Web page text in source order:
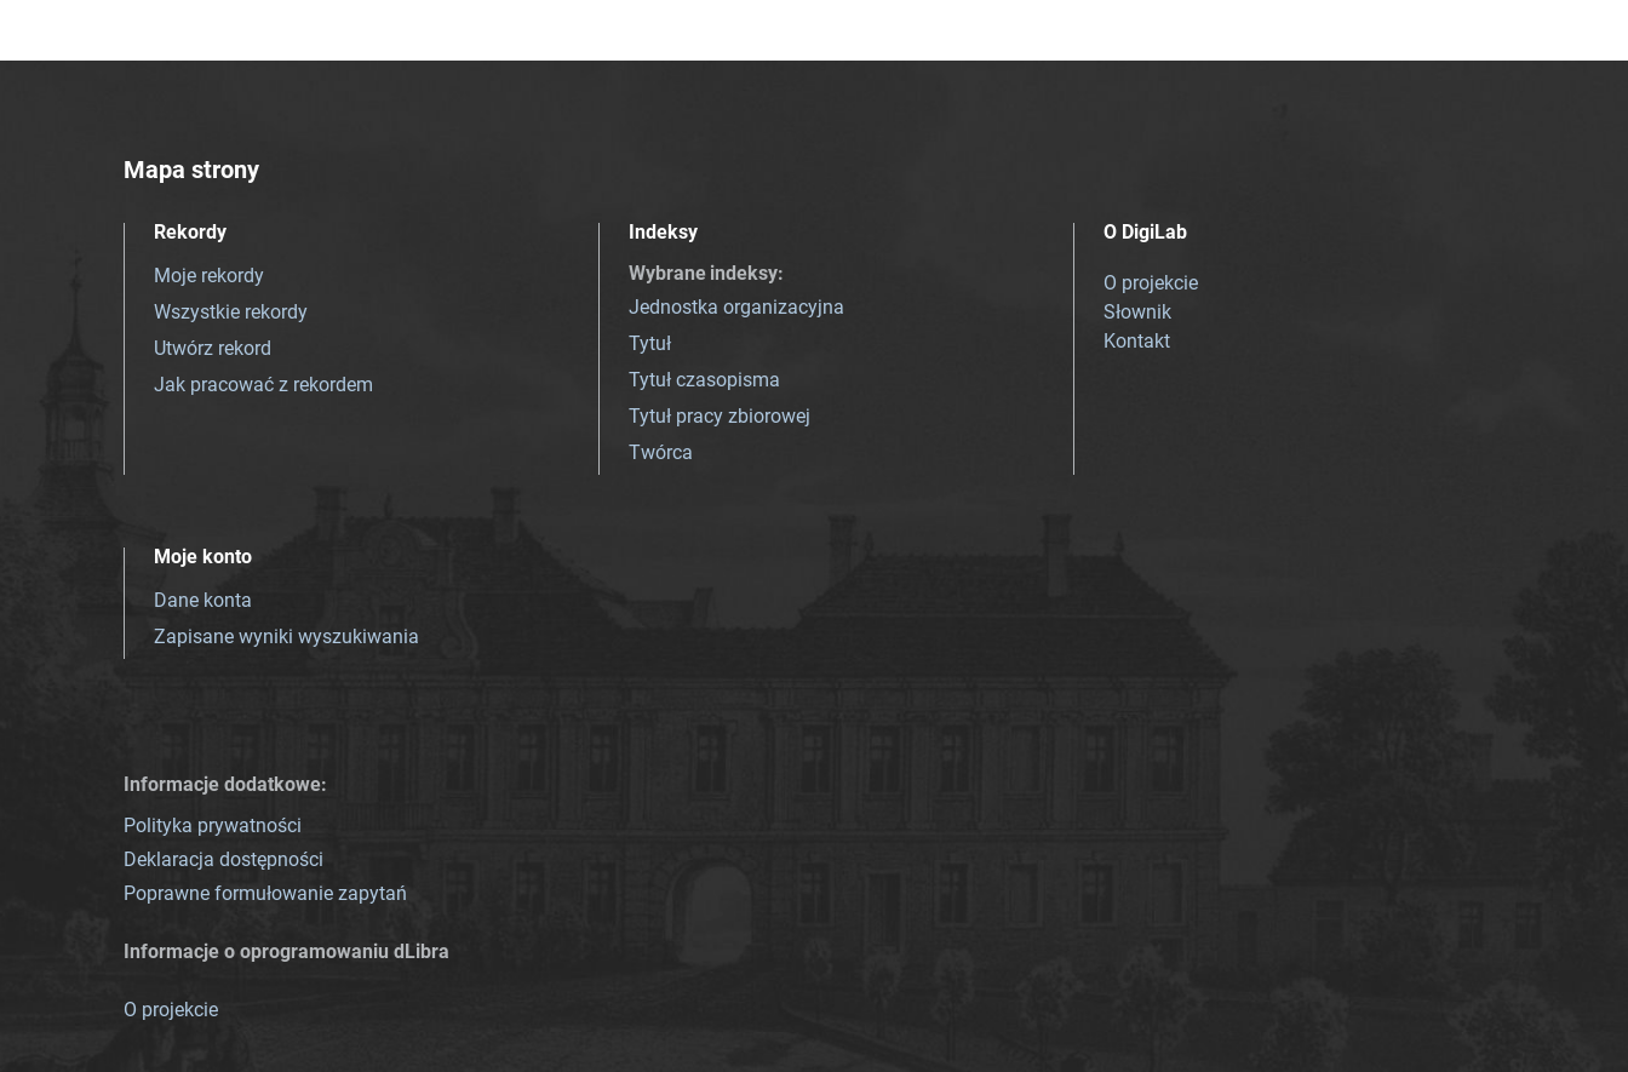
Mapa strony
Rekordy
Moje rekordy
Wszystkie rekordy
Utwórz rekord
Jak pracować z rekordem
Indeksy
Wybrane indeksy:
Jednostka organizacyjna
Tytuł
Tytuł czasopisma
Tytuł pracy zbiorowej
Twórca
O DigiLab
O projekcie
Słownik
Kontakt
Moje konto
Dane konta
Zapisane wyniki wyszukiwania
Informacje dodatkowe:
Polityka prywatności
Deklaracja dostępności
Poprawne formułowanie zapytań
Informacje o oprogramowaniu dLibra
O projekcie